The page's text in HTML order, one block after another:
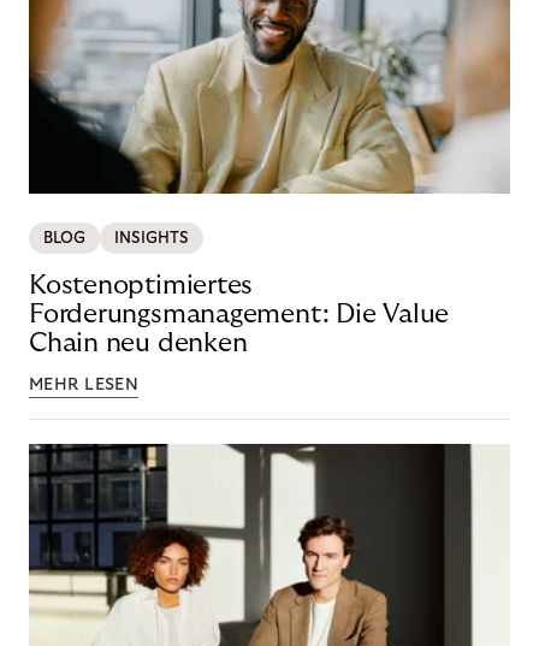
BLOG INSIGHTS
Kostenoptimiertes
Forderungsmanagement: Die Value
Chain neu denken
MEHR LESEN